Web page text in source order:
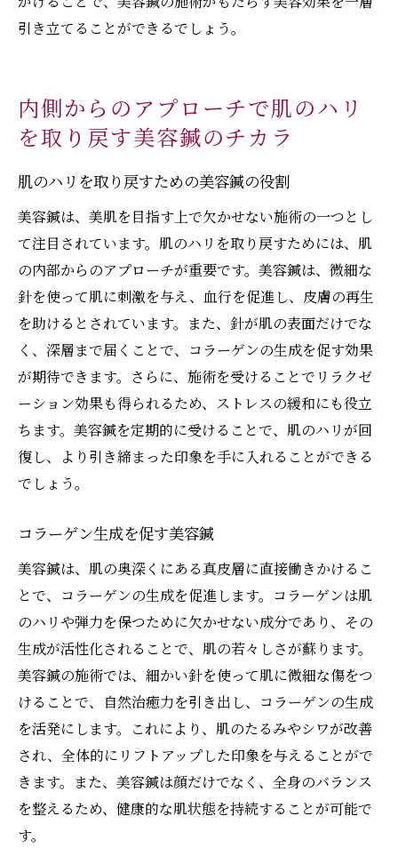
引き立てることができるでしょう。
内側からのアプローチで肌のハリ
を取り戻す美容鍼のチカラ
肌のハリを取り戻すための美容鍼の役割
美容鍼は、美肌を目指す上で欠かせない施術の一つとし
て注目されています。肌のハリを取り戻すためには、肌
の内部からのアプローチが重要です。美容鍼は、微細な
針を使って肌に刺激を与え、血行を促進し、皮膚の再生
を助けるとされています。また、針が肌の表面だけでな
く、深層まで届くことで、コラーゲンの生成を促す効果
が期待できます。さらに、施術を受けることでリラクゼ
ーション効果も得られるため、ストレスの緩和にも役立
ちます。美容鍼を定期的に受けることで、肌のハリが回
復し、より引き締まった印象を手に入れることができる
でしょう。
コラーゲン生成を促す美容鍼
美容鍼は、肌の奥深くにある真皮層に直接働きかけるこ
とで、コラーゲンの生成を促進します。コラーゲンは肌
のハリや弾力を保つために欠かせない成分であり、その
生成が活性化されることで、肌の若々しさが蘇ります。
美容鍼の施術では、細かい針を使って肌に微細な傷をつ
けることで、自然治癒力を引き出し、コラーゲンの生成
を活発にします。これにより、肌のたるみやシワが改善
され、全体的にリフトアップした印象を与えることがで
きます。また、美容鍼は顔だけでなく、全身のバランス
を整えるため、健康的な肌状態を持続することが可能で
す。